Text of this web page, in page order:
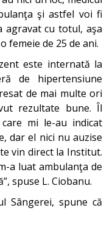
şi astfel voi fi
agravat cu totul, aşa
femeie de 25 de ani.
este internată la
de hipertensiune
de mai multe ori
rezultate bune. Îl
mi le-au indicat
dar el nici nu auzise
vin direct la Institut.
a luat ambulanţa de
spuse L. Ciobanu.
Sângerei, spune că